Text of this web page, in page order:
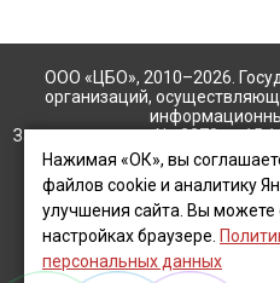
Нажимая «ОК», вы
файлов cookie и аналитику
улучшения сайта. Вы можете
настройках браузере.
персональных данных
ООО «ЦБО», 2010–2026.
организаций,
Запись в реестре No.2278 от
охраняются законом.
разрешено только с
Инн 5047133439 КПП
Карта сайта Автор